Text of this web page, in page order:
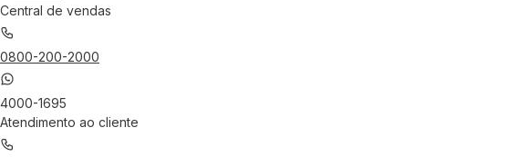
Central de vendas
0800-200-2000
4000-1695
Atendimento ao cliente